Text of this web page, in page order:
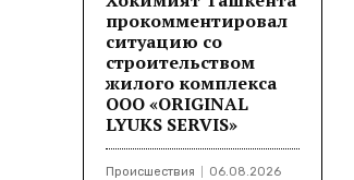
прокомментировал
ситуацию со
строительством
жилого комплекса
ООО «ORIGINAL
LYUKS SERVIS»
Происшествия 06.08.2026